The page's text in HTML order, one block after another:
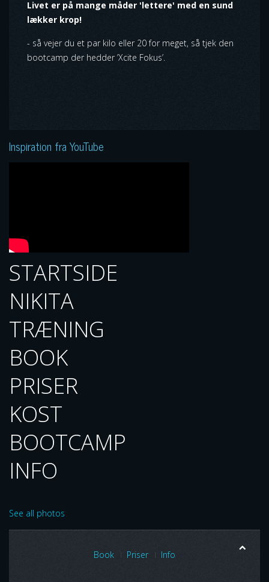
Livet er på mange måder 'lettere' med en sund
lækker krop!
- så vejer du et par kilo eller 20 for meget, så tjek den
bootcamp der hedder ’Xcite Fokus’.
Inspiration fra YouTube
STARTSIDE
NIKITA
TRÆNING
BOOK
PRISER
KOST
BOOTCAMP
INFO
See all photos
Book Priser Info